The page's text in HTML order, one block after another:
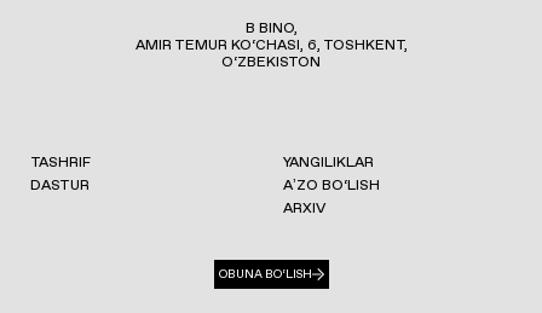
B BINO,
AMIR TEMUR KO‘CHASI, 6, TOSHKENT,
O‘ZBEKISTON
TASHRIF
DASTUR
YANGILIKLAR
AʼZO BO‘LISH
ARXIV
OBUNA BO‘LISH